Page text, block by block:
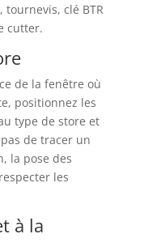
tournevis, clé BTR
cutter.
de la fenêtre où
positionnez les
type de store et
de tracer un
la pose des
les
à la